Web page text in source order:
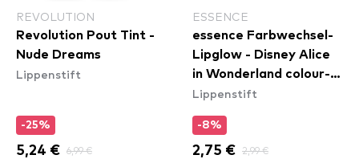
REVOLUTION
Revolution Pout Tint -
Nude Dreams
Lippenstift
-25%
5,24 € 6,99 €
ESSENCE
essence Farbwechsel-
Lipglow - Disney Alice
in Wonderland colour-
changing lip glow 01
Lippenstift
-8%
2,75 € 2,99 €